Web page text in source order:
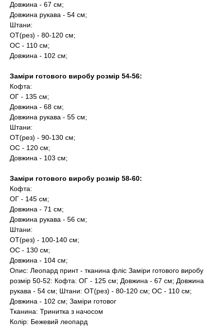
Довжина - 67 см;
Довжина рукава - 54 см;
Штани:
ОТ(рез) - 80-120 см;
ОС - 110 см;
Довжина - 102 см;
Заміри готового виробу розмір 54-56:
Кофта:
ОГ - 135 см;
Довжина - 68 см;
Довжина рукава - 55 см;
Штани:
ОТ(рез) - 90-130 см;
ОС - 120 см;
Довжина - 103 см;
Заміри готового виробу розмір 58-60:
Кофта:
ОГ - 145 см;
Довжина - 71 см;
Довжина рукава - 56 см;
Штани:
ОТ(рез) - 100-140 см;
ОС - 130 см;
Довжина - 104 см;
Опис: Леопард принт - тканина фліс Заміри готового виробу
розмір 50-52: Кофта: ОГ - 125 см; Довжина - 67 см; Довжина
рукава - 54 см; Штани: ОТ(рез) - 80-120 см; ОС - 110 см;
Довжина - 102 см; Заміри готовог
Тканина: Тринитка з начосом
Колір: Бежевий леопард